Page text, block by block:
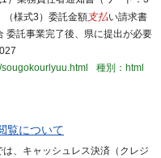
（様式3）委託金額支払い請求書
委託事業完了後、県に提出が必要
種別：html
覧について
、キャッシュレス決済（クレジ